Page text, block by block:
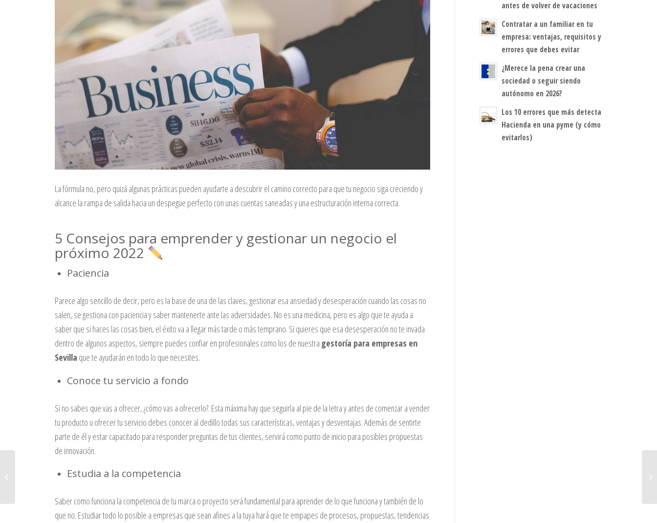
La fórmula no, pero quizá algunas prácticas pueden ayudarte a descubrir el camino correcto para que tu negocio siga creciendo y
alcance la rampa de salida hacia un despegue perfecto con unas cuentas saneadas y una estructuración interna correcta.
5 Consejos para emprender y gestionar un negocio el
próximo 2022
Paciencia
Parece algo sencillo de decir, pero es la base de una de las claves, gestionar esa ansiedad y desesperación cuando las cosas no
salen, se gestiona con paciencia y saber mantenerte ante las adversidades. No es una medicina, pero es algo que te ayuda a
saber que si haces las cosas bien, el éxito va a llegar más tarde o más temprano. Si quieres que esa desesperación no te invada
dentro de algunos aspectos, siempre puedes confiar en profesionales como los de nuestra gestoría para empresas en
Sevilla que te ayudarán en todo lo que necesites.
Conoce tu servicio a fondo
Si no sabes que vas a ofrecer, ¿cómo vas a ofrecerlo?. Esta máxima hay que seguirla al pie de la letra y antes de comenzar a vender
tu producto u ofrecer tu servicio debes conocer al dedillo todas sus características, ventajas y desventajas. Además de sentirte
parte de él y estar capacitado para responder preguntas de tus clientes, servirá como punto de inicio para posibles propuestas
de innovación.
Estudia a la competencia
Saber como funciona la competencia de tu marca o proyecto será fundamental para aprender de lo que funciona y también de lo
que no. Estudiar todo lo posible a empresas que sean afines a la tuya hará que te empapes de procesos, propuestas, tendencias
antes de volver de vacaciones
Contratar a un familiar en tu
empresa: ventajas, requisitos y
errores que debes evitar
¿Merece la pena crear una
sociedad o seguir siendo
autónomo en 2026?
Los 10 errores que más detecta
Hacienda en una pyme (y cómo
evitarlos)
pagar mis impuestos el próximo